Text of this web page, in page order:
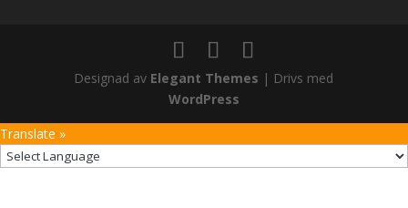
Designad av Elegant Themes | Drivs med
WordPress
Translate »